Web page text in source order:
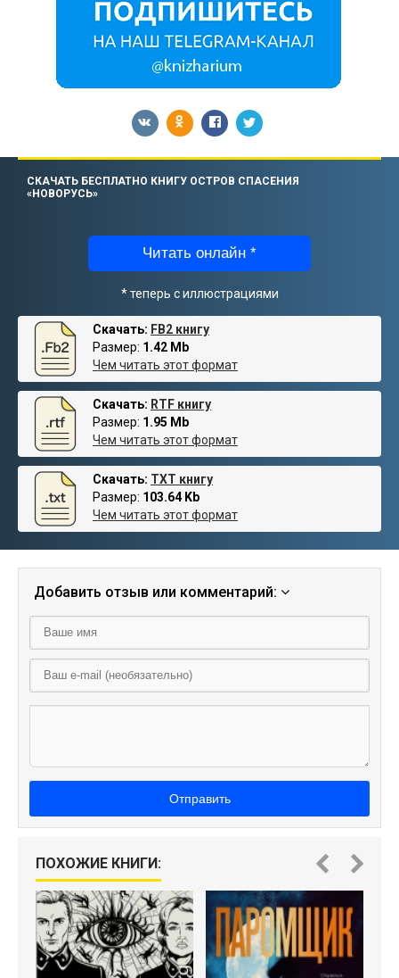
СКАЧАТЬ БЕСПЛАТНО КНИГУ ОСТРОВ СПАСЕНИЯ
«НОВОРУСЬ»
Читать онлайн *
* теперь с иллюстрациями
Скачать: FB2 книгу
Размер: 1.42 Mb
Чем читать этот формат
Скачать: RTF книгу
Размер: 1.95 Mb
Чем читать этот формат
Скачать: TXT книгу
Размер: 103.64 Kb
Чем читать этот формат
Добавить отзыв или комментарий:
Отправить
ПОХОЖИЕ КНИГИ: